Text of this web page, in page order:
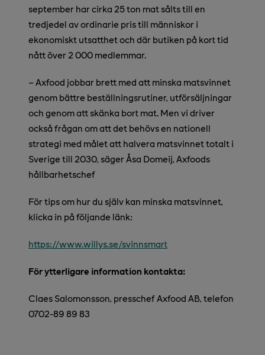
september har cirka 25 ton mat sålts till en
tredjedel av ordinarie pris till människor i
ekonomiskt utsatthet och där butiken på kort tid
nått över 2 000 medlemmar.
–Axfood jobbar brett med att minska matsvinnet
genom bättre beställningsrutiner, utförsäljningar
och genom att skänka bort mat. Men vi driver
också frågan om att det behövs en nationell
strategi med målet att halvera matsvinnet totalt i
Sverige till 2030, säger Åsa Domeij, Axfoods
hållbarhetschef
För tips om hur du själv kan minska matsvinnet,
klicka in på följande länk:
https://www.willys.se/svinnsmart
För ytterligare information kontakta:
Claes Salomonsson, presschef Axfood AB, telefon
0702-89 89 83